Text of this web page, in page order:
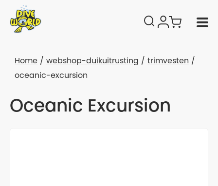
Home webshop-duikuitrusting
trimvesten
oceanic-excursion
Oceanic Excursion